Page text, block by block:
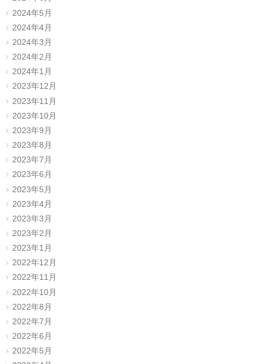
2024年5月
2024年4月
2024年3月
2024年2月
2024年1月
2023年12月
2023年11月
2023年10月
2023年9月
2023年8月
2023年7月
2023年6月
2023年5月
2023年4月
2023年3月
2023年2月
2023年1月
2022年12月
2022年11月
2022年10月
2022年8月
2022年7月
2022年6月
2022年5月